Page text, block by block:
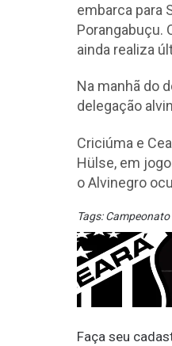
embarca para
Porangabuçu.
ainda realiza
Na manhã do
delegação
Criciúma e
Hülse, em
o Alvinegro
Tags:
Faça seu